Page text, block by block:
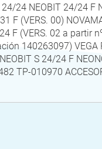
24 NEOBIT 24/24
F (VERS. 00)
F (VERS. 02 a partir
140263097) VEGA
S 24/24 F
TP-010970